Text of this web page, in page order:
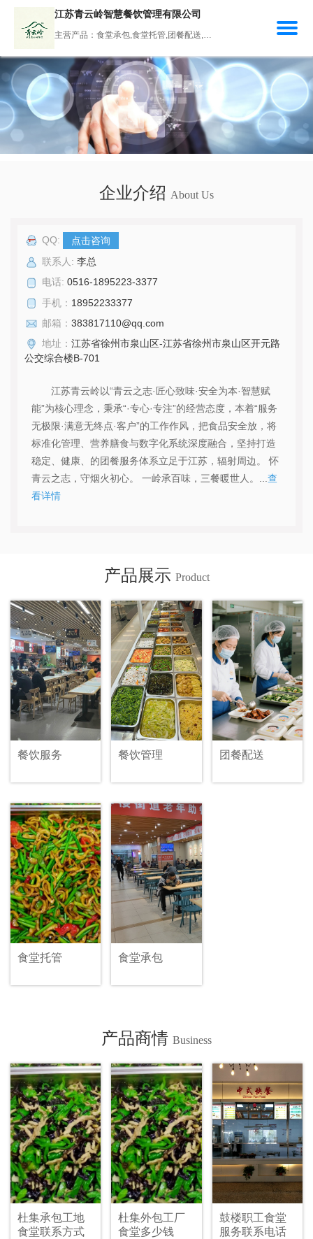
江苏青云岭智慧餐饮管理有限公司
主营产品：食堂承包,食堂托管,团餐配送,餐饮管理,餐饮服务
企业介绍 About Us
QQ:
点击咨询
联系人: 李总
电话: 0516-1895223-3377
手机： 18952233377
邮箱： 383817110@qq.com
地址： 江苏省徐州市泉山区-江苏省徐州市泉山区开元路
公交综合楼B-701
江苏青云岭以“青云之志·匠心致味·安全为本·智慧赋
能”为核心理念，秉承“·专心·专注”的经营态度，本着“服务
无极限·满意无终点·客户”的工作作风，把食品安全放，将
标准化管理、营养膳食与数字化系统深度融合，坚持打造
稳定、健康、的团餐服务体系立足于江苏，辐射周边。 怀
青云之志，守烟火初心。 一岭承百味，三餐暖世人。...查
看详情
产品展示 Product
餐饮服务 餐饮管理 团餐配送
食堂托管 食堂承包
产品商情 Business
杜集承包工地
食堂联系方式
杜集外包工厂
食堂多少钱
鼓楼职工食堂
服务联系电话